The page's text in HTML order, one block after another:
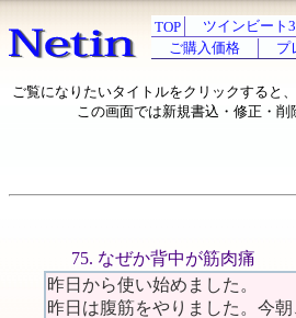
TOP ツインビート
ご購入価格
プ
ご覧になりたいタイトルをクリックすると
この画面では新規書込・修正・削
75. なぜか背中が筋肉痛
昨日から使い始めました。
昨日は腹筋をやりました。今